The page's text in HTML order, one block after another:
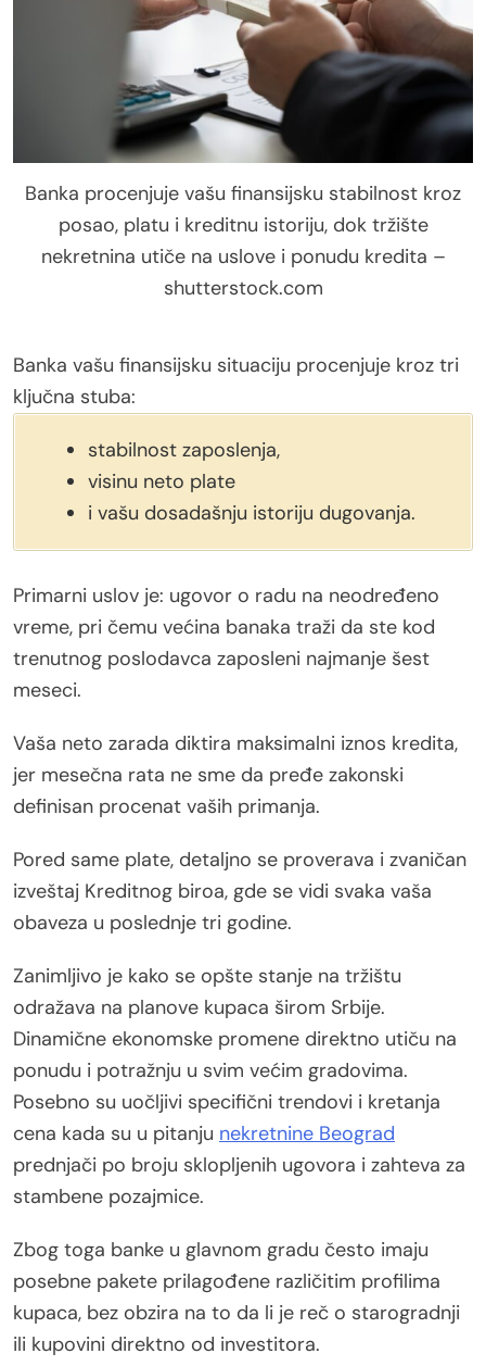
Banka procenjuje vašu finansijsku stabilnost kroz
posao, platu i kreditnu istoriju, dok tržište
nekretnina utiče na uslove i ponudu kredita –
shutterstock.com
Banka vašu finansijsku situaciju procenjuje kroz tri
ključna stuba:
stabilnost zaposlenja,
visinu neto plate
i vašu dosadašnju istoriju dugovanja.
Primarni uslov je: ugovor o radu na neodređeno
vreme, pri čemu većina banaka traži da ste kod
trenutnog poslodavca zaposleni najmanje šest
meseci.
Vaša neto zarada diktira maksimalni iznos kredita,
jer mesečna rata ne sme da pređe zakonski
definisan procenat vaših primanja.
Pored same plate, detaljno se proverava i zvaničan
izveštaj Kreditnog biroa, gde se vidi svaka vaša
obaveza u poslednje tri godine.
Zanimljivo je kako se opšte stanje na tržištu
odražava na planove kupaca širom Srbije.
Dinamične ekonomske promene direktno utiču na
ponudu i potražnju u svim većim gradovima.
Posebno su uočljivi specifični trendovi i kretanja
cena kada su u pitanju nekretnine Beograd
prednjači po broju sklopljenih ugovora i zahteva za
stambene pozajmice.
Zbog toga banke u glavnom gradu često imaju
posebne pakete prilagođene različitim profilima
kupaca, bez obzira na to da li je reč o starogradnji
ili kupovini direktno od investitora.